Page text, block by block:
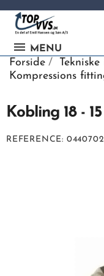
MENU
Forside
Kompressions
Kobling 18 -
REFERENCE